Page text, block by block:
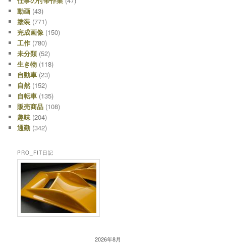
動画 (43)
塗装 (771)
完成画像 (150)
工作 (780)
未分類(52)
生き物 (118)
自動車 (23)
自然 (152)
自転車 (135)
販売商品 (108)
趣味 (204)
通勤 (342)
PRO_FIT日記
2026年8月